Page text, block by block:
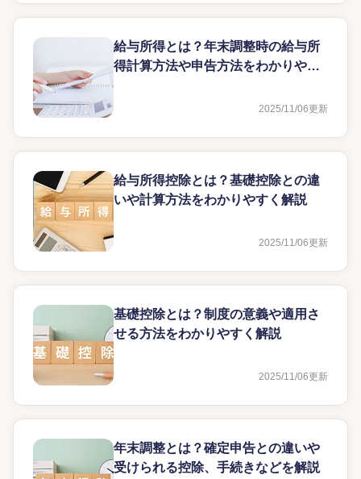
給与所得とは？年末調整時の給与所
得計算方法や申告方法をわかりやす
2025/11/06更新
給与所得控除とは？基礎控除との違
いや計算方法をわかりやすく解説
2025/11/06更新
基礎控除とは？制度の意義や適用さ
せる方法をわかりやすく解説
2025/11/06更新
年末調整とは？確定申告との違いや
受けられる控除、手続きなどを解説